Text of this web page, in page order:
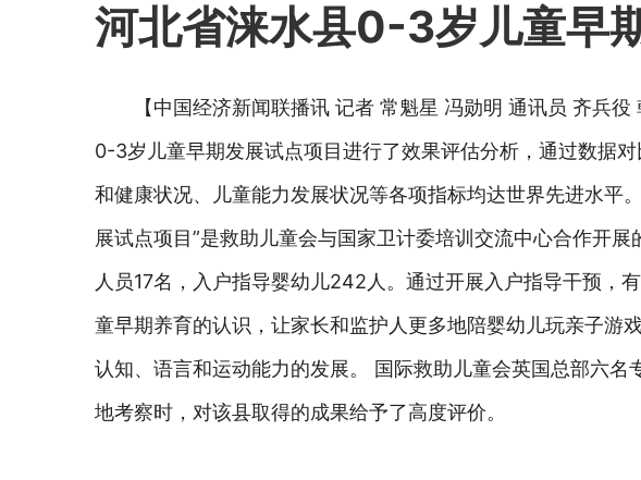
河北省涞水县0-3岁儿童早
【中国经济新闻联播讯 记者 常魁星 冯勋明 通讯员 齐兵
0-3岁儿童早期发展试点项目进行了效果评估分析，通过数据
和健康状况、儿童能力发展状况等各项指标均达世界先进水平。
展试点项目”是救助儿童会与国家卫计委培训交流中心合作开
人员17名，入户指导婴幼儿242人。通过开展入户指导干预，
童早期养育的认识，让家长和监护人更多地陪婴幼儿玩亲子游
认知、语言和运动能力的发展。 国际救助儿童会英国总部六
地考察时，对该县取得的成果给予了高度评价。